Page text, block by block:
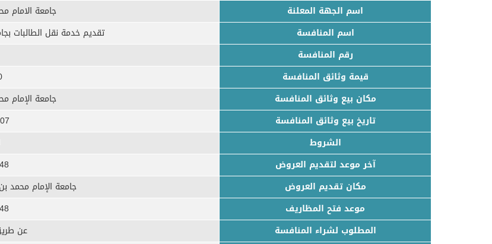
اسم الجهة المعلنة
جامعة الامام
اسم المنافسة
تقديم خدمة نقل الطالبات
رقم المنافسة
قيمة وثائق المنافسة
مكان بيع وثائق المنافسة
جامعة الإمام
تاريخ بيع وثائق المنافسة
الشروط
آخر موعد لتقديم العروض
مكان تقديم العروض
جامعة الإمام محمد
موعد فتح المظاريف
المطلوب لشراء المنافسة
عن